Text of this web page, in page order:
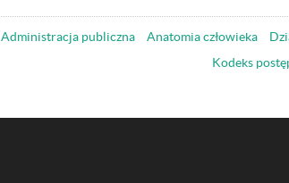
Administracja publiczna Anatomia człowieka
Kodeks